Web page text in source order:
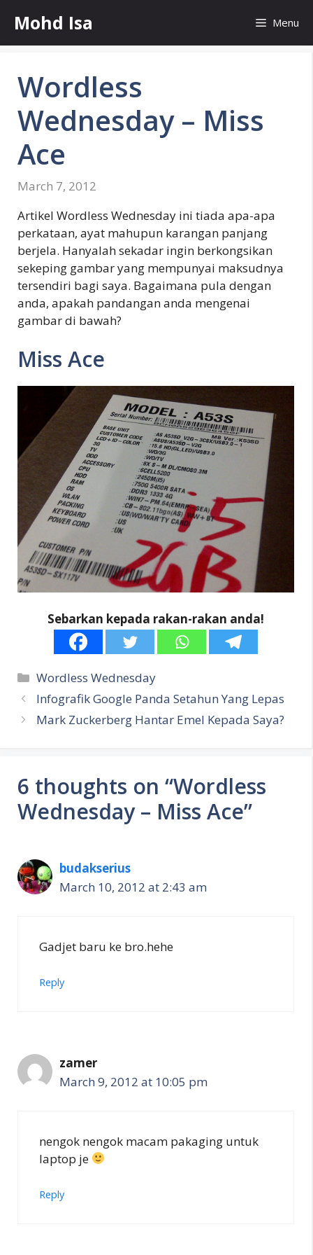
content
Mohd Isa Menu
Wordless
Wednesday – Miss
Ace
March 7, 2012
Artikel Wordless Wednesday ini tiada apa-apa
perkataan, ayat mahupun karangan panjang
berjela. Hanyalah sekadar ingin berkongsikan
sekeping gambar yang mempunyai maksudnya
tersendiri bagi saya. Bagaimana pula dengan
anda, apakah pandangan anda mengenai
gambar di bawah?
Miss Ace
Sebarkan kepada rakan-rakan anda!
Categories
Wordless Wednesday
Infografik Google Panda Setahun Yang Lepas
Mark Zuckerberg Hantar Emel Kepada Saya?
6 thoughts on “Wordless
Wednesday – Miss Ace”
budakserius
March 10, 2012 at 2:43 am
Gadjet baru ke bro.hehe
Reply
zamer
March 9, 2012 at 10:05 pm
nengok nengok macam pakaging untuk
laptop je
Reply